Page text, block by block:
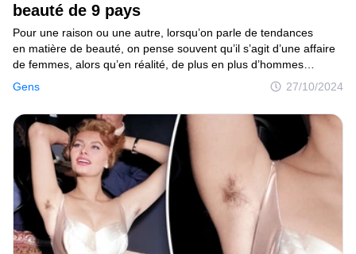
beauté de 9 pays
Gens 27/10/2024
Pour une raison ou une autre, lorsqu’on parle de tendances
en matière de beauté, on pense souvent qu’il s’agit d’une affaire
de femmes, alors qu’en réalité, de plus en plus d’hommes
s’intéressent à leur soin personnel. Et tout comme il y a des
milliards de personnes dans le monde, la vérité est que, comme
nous l’avons vu dans notre article, chaque pays a son propre
standard de beauté masculine, qui peut conquérir des cœurs au-
delà de leurs horizons. C’est pourquoi nous avons cherché
à savoir quel est le type idéal pour chaque culture, afin que
tu puisses constater par toi-même qu’il n’y a rien d’écrit
en matière de goût.
TheSoul Publishing
Tous droits réservés.